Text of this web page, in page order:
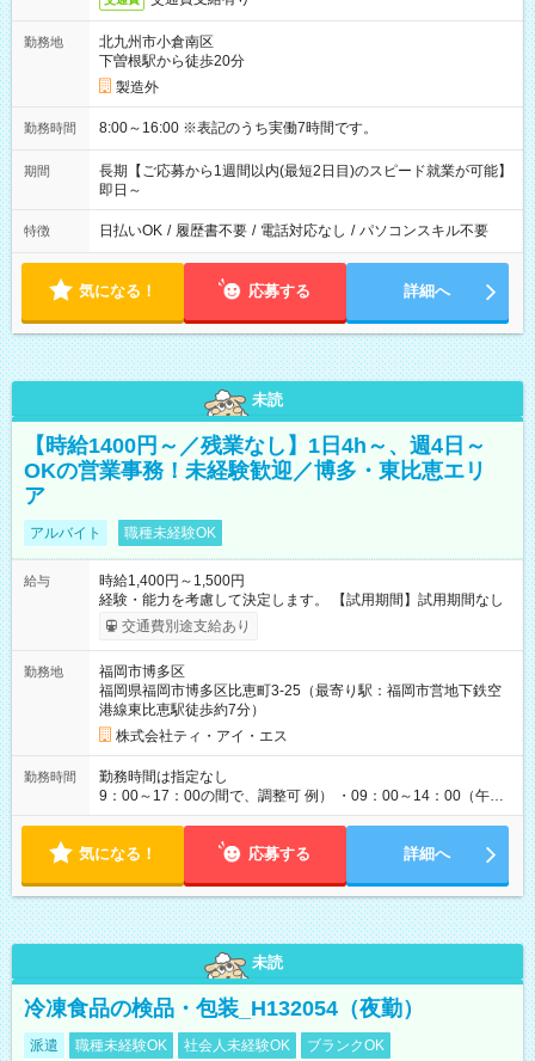
勤務地
北九州市小倉南区
下曽根駅から徒歩20分
製造外
勤務時間 8:00～16:00 ※表記のうち実働7時間です。
期間
長期【ご応募から1週間以内(最短2日目)のスピード就業が可能】
即日～
特徴 日払いOK / 履歴書不要 / 電話対応なし / パソコンスキル不要
気になる！ 応募する 詳細へ
未読
【時給1400円～／残業なし】1日4h～、週4日～
OKの営業事務！未経験歓迎／博多・東比恵エリ
ア
アルバイト 職種未経験OK
給与
時給1,400円～1,500円
経験・能力を考慮して決定します。 【試用期間】試用期間なし
交通費別途支給あり
勤務地
福岡市博多区
福岡県福岡市博多区比恵町3-25（最寄り駅：福岡市営地下鉄空
港線東比恵駅徒歩約7分）
株式会社ティ・アイ・エス
勤務時間
勤務時間は指定なし
9：00～17：00の間で、調整可 例） ・09：00～14：00（午後
からは家事に） ・10：00～16：00（朝はゆっくりスタート）
勤務で、ご希望に合わせて調整します。 ◎今週は子供の行事
気になる！ 応募する 詳細へ
未読
冷凍食品の検品・包装_H132054（夜勤）
派遣 職種未経験OK 社会人未経験OK ブランクOK